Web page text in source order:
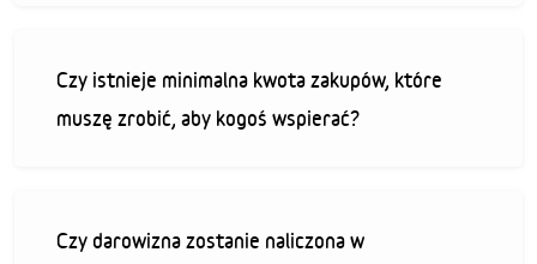
Czy istnieje minimalna kwota zakupów, które
muszę zrobić, aby kogoś wspierać?
Czy darowizna zostanie naliczona w